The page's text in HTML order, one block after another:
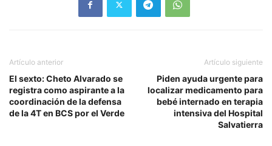
Artículo anterior
El sexto: Cheto Alvarado se
registra como aspirante a la
coordinación de la defensa
de la 4T en BCS por el Verde
Artículo siguiente
Piden ayuda urgente para
localizar medicamento para
bebé internado en terapia
intensiva del Hospital
Salvatierra